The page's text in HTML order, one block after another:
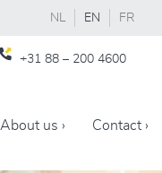
NL EN FR
+31 88 – 200 4600
About us › Contact ›